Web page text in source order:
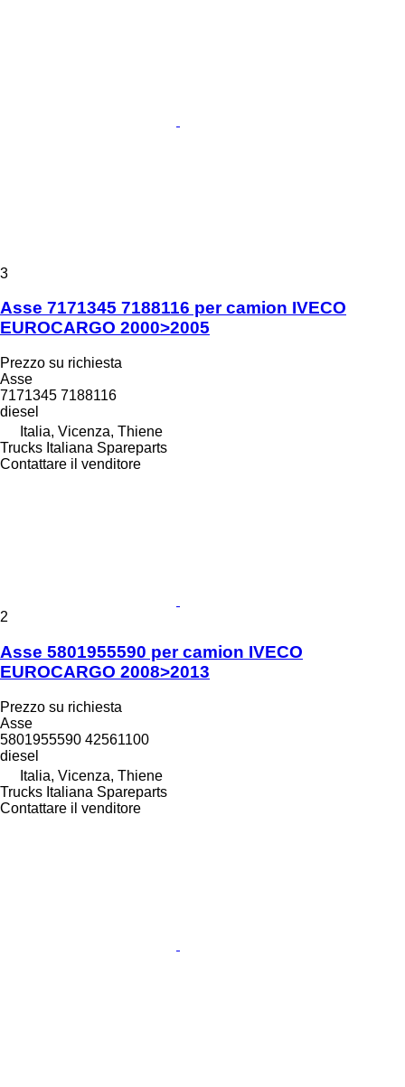
3
Asse 7171345 7188116 per camion IVECO
EUROCARGO 2000>2005
Prezzo su richiesta
Asse
7171345 7188116
diesel
Italia, Vicenza, Thiene
Trucks Italiana Spareparts
Contattare il venditore
2
Asse 5801955590 per camion IVECO
EUROCARGO 2008>2013
Prezzo su richiesta
Asse
5801955590 42561100
diesel
Italia, Vicenza, Thiene
Trucks Italiana Spareparts
Contattare il venditore